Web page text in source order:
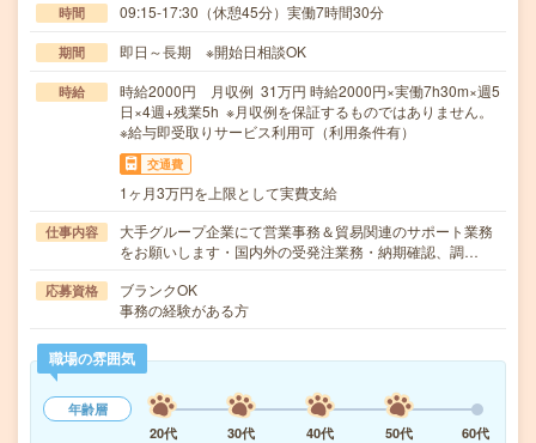
時間 09:15-17:30（休憩45分）実働7時間30分
期間 即日～長期 ※開始日相談OK
時給
時給2000円 月収例 31万円 時給2000円×実働7h30m×週5
日×4週+残業5h ※月収例を保証するものではありません。
※給与即受取りサービス利用可（利用条件有）
交通費
1ヶ月3万円を上限として実費支給
仕事内容
大手グループ企業にて営業事務＆貿易関連のサポート業務
をお願いします・国内外の受発注業務・納期確認、調…
応募資格
ブランクOK
事務の経験がある方
職場の雰囲気
年齢層
20代
30代 40代 50代
60代